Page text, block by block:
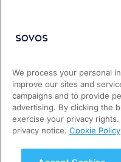
Soporte /
We process your personal
improve our sites and
campaigns and to provide
advertising. By clicking the
exercise your privacy
privacy notice. Cookie Policy